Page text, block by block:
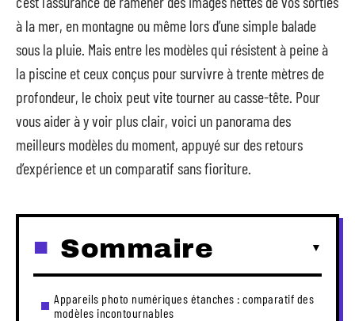
à la mer, en montagne ou même lors d’une simple balade
sous la pluie. Mais entre les modèles qui résistent à peine à
la piscine et ceux conçus pour survivre à trente mètres de
profondeur, le choix peut vite tourner au casse-tête. Pour
vous aider à y voir plus clair, voici un panorama des
meilleurs modèles du moment, appuyé sur des retours
d’expérience et un comparatif sans fioriture.
Sommaire
Appareils photo numériques étanches : comparatif des
modèles incontournables